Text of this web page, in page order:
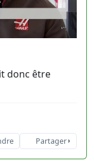
donc être
Partager